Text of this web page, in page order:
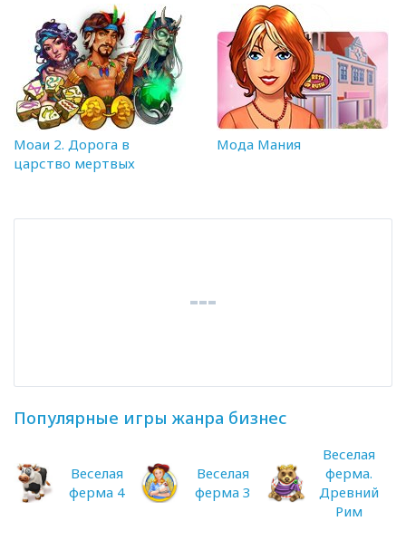
Моаи 2. Дорога в
царство мертвых
Мода Мания
Популярные игры жанра бизнес
Веселая
ферма 4
Веселая
ферма 3
Веселая
ферма.
Древний
Рим